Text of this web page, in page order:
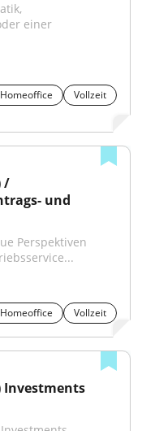
einer
Homeoffice
Vollzeit
/
und
Perspektiven
Homeoffice Vollzeit
Investments